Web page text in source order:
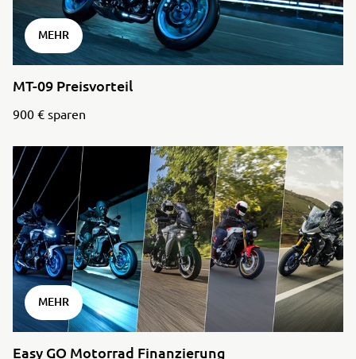
MEHR
MT-09 Preisvorteil
900 € sparen
MEHR
Easy GO Motorrad Finanzierung